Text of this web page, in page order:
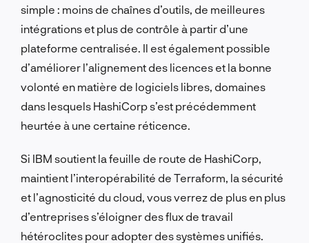
simple : moins de chaînes d’outils, de meilleures
intégrations et plus de contrôle à partir d’une
plateforme centralisée. Il est également possible
d’améliorer l’alignement des licences et la bonne
volonté en matière de logiciels libres, domaines
dans lesquels HashiCorp s’est précédemment
heurtée à une certaine réticence.
Si IBM soutient la feuille de route de HashiCorp,
maintient l’interopérabilité de Terraform, la sécurité
et l’agnosticité du cloud, vous verrez de plus en plus
d’entreprises s’éloigner des flux de travail
hétéroclites pour adopter des systèmes unifiés.